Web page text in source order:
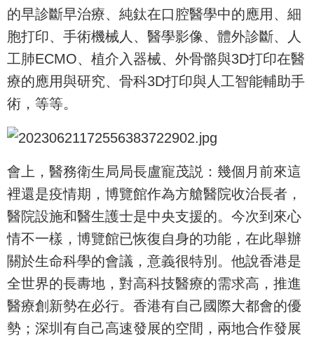
的早診斷早治療、純鈦在口腔醫學中的應用、細
胞打印、手術機械人、醫學影像、體外診斷、人
工肺ECMO、植介入器械、外骨骼與3D打印在醫
療的應用與研究、骨科3D打印與人工智能輔助手
術，等等。
會上，醫務衛生局局長盧寵茂説：幾個月前來這
裡還是疫情期，博覽館作為方艙醫院收治長者，
醫院設施和醫生護士是中央支援的。今次到來心
情不一樣，博覽館已恢復自身的功能，在此舉辦
關於生命科學的會議，意義很特別。他說香港是
全世界的長夀地，對高科技醫療的需求高，推進
醫療創新勢在必行。香港有自己國際大都會的優
勢；深圳有自己高速發展的空間，兩地合作發展